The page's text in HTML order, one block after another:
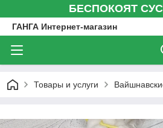
БЕСПОКОЯТ
ГАНГА Интернет-магазин
Товары и услуги